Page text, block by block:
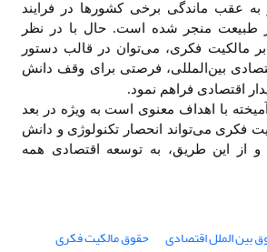
به عقب‌ ماندگی برخی کشورها در فرایند
طبیعت منجر شده است. حال با در نظر
مالکیت فکری، می‌توان در قالب دستور
بین المللی، فرصتی برای وقف دانش
اقتصادی فراهم نمود.
با اهداف معنوی است به ویژه در بعد
فکری می‌تواند انحصار تکنولوژی و دانش
و از این طریق، به توسعه اقتصادی همه
بین الملل اقتصادی
حقوق مالکیت فکری